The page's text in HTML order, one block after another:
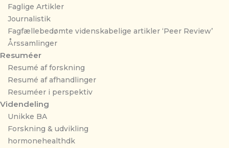
Faglige Artikler
Journalistik
Fagfællebedømte videnskabelige artikler ‘Peer Review’
Årssamlinger
Resuméer
Resumé af forskning
Resumé af afhandlinger
Resuméer i perspektiv
Videndeling
Unikke BA
Forskning & udvikling
hormonehealthdk